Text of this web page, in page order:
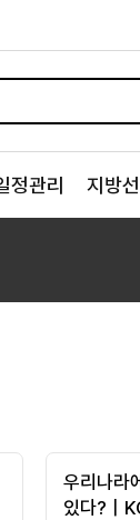
정관리 지방
우리나라
있다?｜